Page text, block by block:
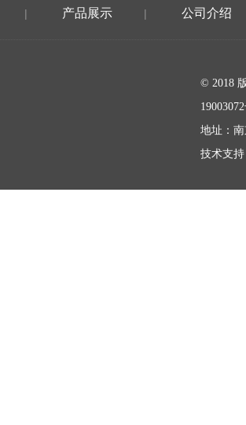
| 产品展示 | 公司介绍
© 2018
地址：
技术支